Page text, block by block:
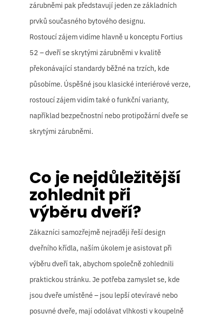
zárubněmi pak představují jeden ze základních
prvků současného bytového designu.
Rostoucí zájem vidíme hlavně u konceptu Fortius
52 – dveří se skrytými zárubněmi v kvalitě
překonávající standardy běžné na trzích, kde
působíme. Úspěšné jsou klasické interiérové verze,
rostoucí zájem vidím také o funkční varianty,
například bezpečnostní nebo protipožární dveře se
skrytými zárubněmi.
Co je nejdůležitější
zohlednit při
výběru dveří?
Zákazníci samozřejmě nejraději řeší design
dveřního křídla, naším úkolem je asistovat při
výběru dveří tak, abychom společně zohlednili
praktickou stránku. Je potřeba zamyslet se, kde
jsou dveře umístěné – jsou lepší otevíravé nebo
posuvné dveře, mají odolávat vlhkosti v koupelně